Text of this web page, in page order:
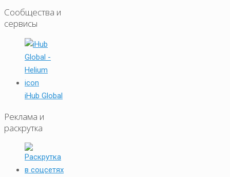
Сообщества и
сервисы
iHub Global
Реклама и
раскрутка